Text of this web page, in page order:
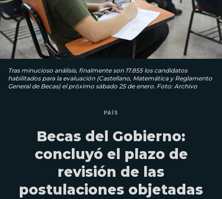
Tras minucioso análisis, finalmente son 17.855 los candidatos
habilitados para la evaluación (Castellano, Matemática y Reglamento
General de Becas) el próximo sábado 25 de enero. Foto: Archivo
PAÍS
Becas del Gobierno:
concluyó el plazo de
revisión de las
postulaciones objetadas